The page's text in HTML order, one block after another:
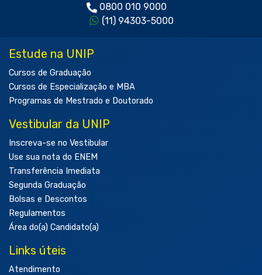
0800 010 9000
(11) 94303-5000
Estude na UNIP
Cursos de Graduação
Cursos de Especialização e MBA
Programas de Mestrado e Doutorado
Vestibular da UNIP
Inscreva-se no Vestibular
Use sua nota do ENEM
Transferência Imediata
Segunda Graduação
Bolsas e Descontos
Regulamentos
Área do(a) Candidato(a)
Links úteis
Atendimento